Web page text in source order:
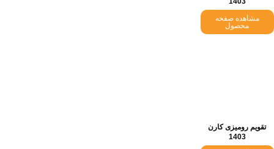
مشاهده صفحه
محصول
تقویم رومیزی کارن
1403